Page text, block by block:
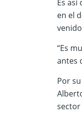
Es
en el
“Es
antes
Por
sector